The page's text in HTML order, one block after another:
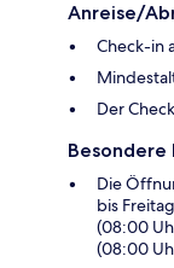
Anreise/
Check-in
Der
Besondere
Die
bis
(08:00
(08:00